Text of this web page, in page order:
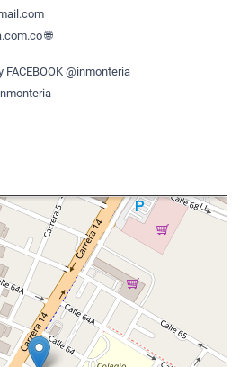
🌐
@inmonteria